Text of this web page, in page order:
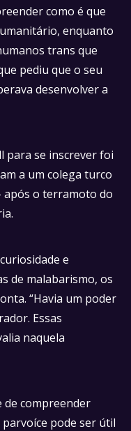
como é que
enquanto
trans que
pediu que o seu
desenvolver a
para se inscrever foi
a um colega turco
após o terramoto do
e
de malabarismo, os
“Havia um poder
Essas
naquela
de compreender
pode ser útil